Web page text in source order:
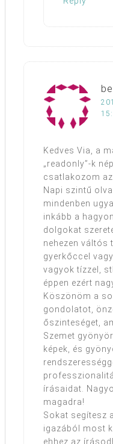
Kedves Via, a
„readonly”-k
csatlakozom
Napi szintű
mindenben
inkább a
dolgokat
nehezen váltós
gyerkőccel
vagyok tízzel,
éppen ezért
Köszönöm a
gondolatot,
őszinteséget,
Szemet
képek, és
írásaidat.
magadra!
Sokat segítesz
igazából most
ehhez az